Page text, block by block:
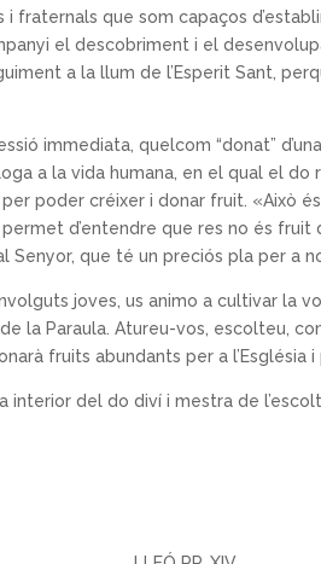
fraternals que som capaços
el descobriment i el
a la llum de l’Esperit Sant,
immediata, quelcom “donat”
a la vida humana, en el qual el do
per poder créixer i donar fruit. «Això
d’entendre que res no és fruit
Senyor, que té un preciós pla per a
joves, us animo a cultivar la
la Paraula. Atureu-vos, escolteu,
fruits abundants per a l’Església i
interior del do diví i mestra de